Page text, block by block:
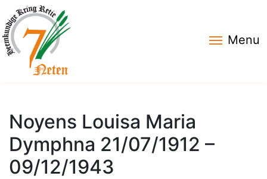
Menu
Noyens Louisa Maria
Dymphna 21/07/1912 –
09/12/1943